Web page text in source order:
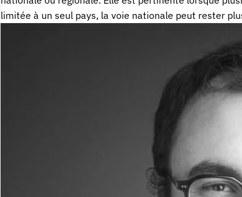
limitée à un seul pays, la voie nationale peut rester